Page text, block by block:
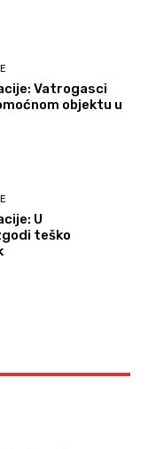
Vatrogasci
objektu u
U
teško